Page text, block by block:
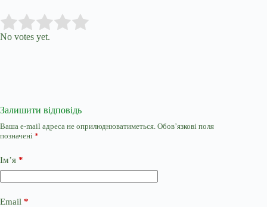
Rate this item:
No votes yet.
Залишити відповідь
Ваша e-mail адреса не оприлюднюватиметься. Обов’язкові поля
позначені *
Ім’я *
Email *